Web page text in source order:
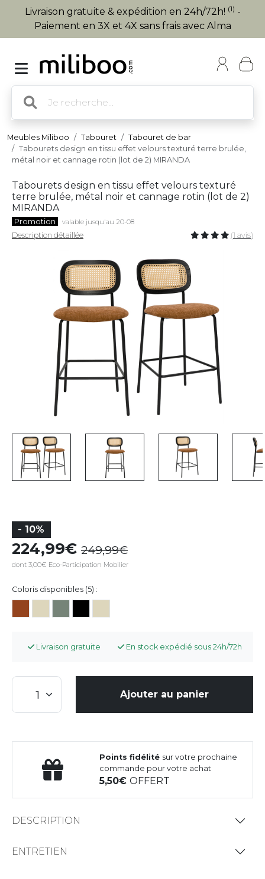
Livraison gratuite & expédition en 24h/72h! (1) -
Paiement en 3X et 4X sans frais avec Alma
Meubles Miliboo Tabouret
Tabouret de bar
Tabourets design en tissu effet velours texturé terre brulée,
métal noir et cannage rotin (lot de 2) MIRANDA
Tabourets design en tissu effet velours texturé
terre brulée, métal noir et cannage rotin (lot de 2)
MIRANDA
Promotion valable jusqu'au 20-08
Description détaillée (1 avis)
- 10%
224,99 249,99
dont 3,00€ Eco-Participation Mobilier
Coloris disponibles (5) :
Livraison gratuite En stock expédié sous 24h/72h
Ajouter au panier
Points fidélité sur votre prochaine
commande pour votre achat
5,50OFFERT
DESCRIPTION
ENTRETIEN